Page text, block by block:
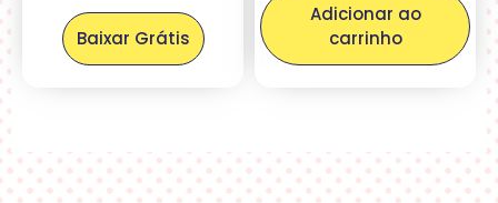
Baixar Grátis
Adicionar ao
carrinho